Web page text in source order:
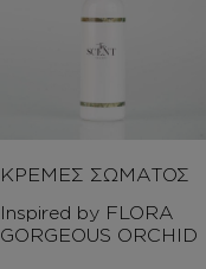
ΚΡΕΜΕΣ ΣΩΜΑΤΟΣ
Inspired by FLORA
GORGEOUS ORCHID